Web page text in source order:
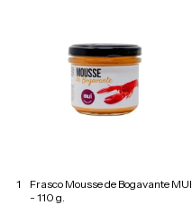
1
Frasco Mousse de Bogavante MUI
- 110 g.